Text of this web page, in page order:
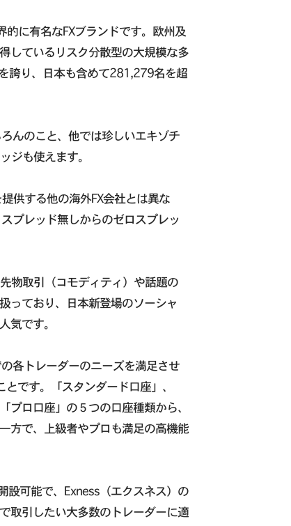
に有名なFXブランドです。欧州及
しているリスク分散型の大規模な多
誇り、日本も含めて281,279名を超
んのこと、他では珍しいエキゾチ
ジも使えます。
供する他の海外FX会社とは異な
プレッド無しからのゼロスプレッ
物取引（コモディティ）や話題の
っており、日本新登場のソーシャ
気です。
各トレーダーのニーズを満足させ
です。「スタンダード口座」、
プロ口座」の５つの口座種類から、
方で、上級者やプロも満足の高機能
設可能で、Exness（エクスネス）の
取引したい大多数のトレーダーに適